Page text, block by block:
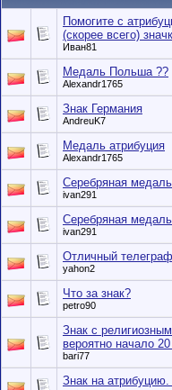
Помогите с
(скорее всего)
Иван81
Медаль Польша ??
Alexandr1765
Знак Германия
AndreuK7
Медаль атрибуция
Alexandr1765
Серебряная
ivan291
Серебряная
ivan291
Отличный
yahon2
Что за знак?
petro90
Знак с
вероятно начало
bari77
Знак на